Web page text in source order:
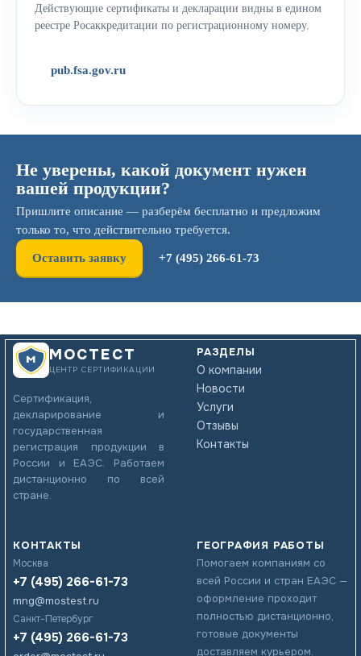
Действующие сертификаты и декларации видны в едином
реестре Росаккредитации по регистрационному номеру.
pub.fsa.gov.ru
Не уверены, какой документ нужен
вашей продукции?
Пришлите описание — разберём бесплатно и предложим
только то, что действительно требуется.
Оставить заявку +7 (495) 266-61-73
МОСТЕСТ
ЦЕНТР СЕРТИФИКАЦИИ
Сертификация,
декларирование и
государственная
регистрация продукции в
России и ЕАЭС. Работаем
дистанционно по всей
стране.
РАЗДЕЛЫ
О компании
Новости
Услуги
Отзывы
Контакты
КОНТАКТЫ
Москва
+7 (495) 266-61-73
mng@mostest.ru
Санкт-Петербург
+7 (495) 266-61-73
ГЕОГРАФИЯ РАБОТЫ
Помогаем компаниям со
всей России и стран ЕАЭС —
оформление проходит
полностью дистанционно,
готовые документы
доставляем курьером.